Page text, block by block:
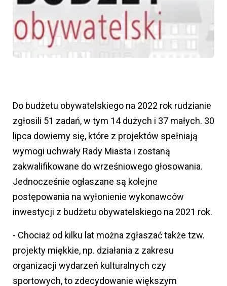
Do budżetu obywatelskiego na 2022 rok rudzianie
zgłosili 51 zadań, w tym 14 dużych i 37 małych. 30
lipca dowiemy się, które z projektów spełniają
wymogi uchwały Rady Miasta i zostaną
zakwalifikowane do wrześniowego głosowania.
Jednocześnie ogłaszane są kolejne
postępowania na wyłonienie wykonawców
inwestycji z budżetu obywatelskiego na 2021 rok.
- Chociaż od kilku lat można zgłaszać także tzw.
projekty miękkie, np. działania z zakresu
organizacji wydarzeń kulturalnych czy
sportowych, to zdecydowanie większym